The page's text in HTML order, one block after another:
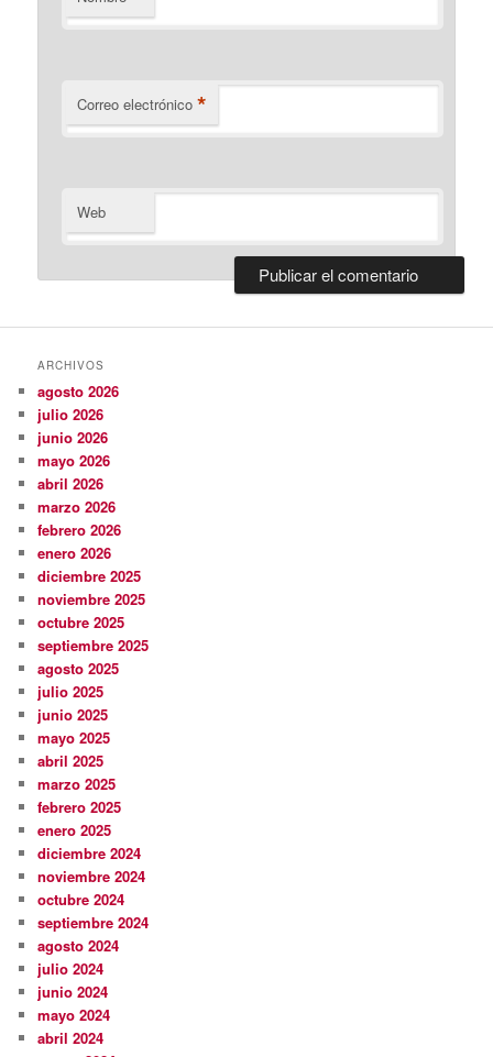
Correo electrónico *
Web
ARCHIVOS
agosto 2026
julio 2026
junio 2026
mayo 2026
abril 2026
marzo 2026
febrero 2026
enero 2026
diciembre 2025
noviembre 2025
octubre 2025
septiembre 2025
agosto 2025
julio 2025
junio 2025
mayo 2025
abril 2025
marzo 2025
febrero 2025
enero 2025
diciembre 2024
noviembre 2024
octubre 2024
septiembre 2024
agosto 2024
julio 2024
junio 2024
mayo 2024
abril 2024